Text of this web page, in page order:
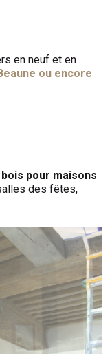
en neuf et en
ou encore
pour maisons
des fêtes,